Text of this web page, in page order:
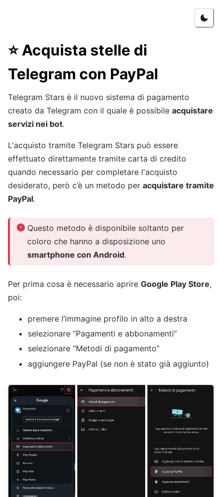
⭐Acquista stelle di
Telegram con PayPal
Telegram Stars è il nuovo sistema di pagamento
creato da Telegram con il quale è possibile acquistare
servizi nei bot.
L'acquisto tramite Telegram Stars può essere
effettuato direttamente tramite carta di credito
quando necessario per completare l'acquisto
desiderato, però c’è un metodo per acquistare tramite
PayPal.
Questo metodo è disponibile soltanto per
coloro che hanno a disposizione uno
smartphone con Android.
Per prima cosa è necessario aprire Google Play Store,
poi:
premere l’immagine profilo in alto a destra
selezionare “Pagamenti e abbonamenti”
selezionare “Metodi di pagamento”
aggiungere PayPal (se non è stato già aggiunto)